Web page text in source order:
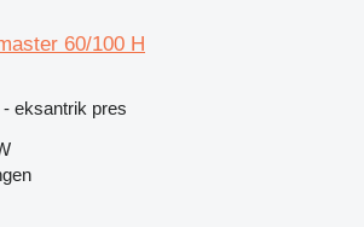
60/100 H
eksantrik pres